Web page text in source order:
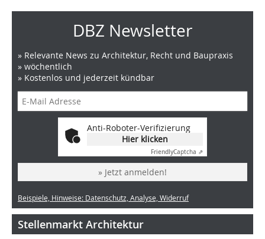
DBZ Newsletter
» Relevante News zu Architektur, Recht und Baupraxis
» wöchentlich
» Kostenlos und jederzeit kündbar
Anti-Roboter-Verifizierung
Hier klicken
FriendlyCaptcha ⇗
» Jetzt anmelden!
Beispiele, Hinweise: Datenschutz, Analyse, Widerruf
Stellenmarkt Architektur